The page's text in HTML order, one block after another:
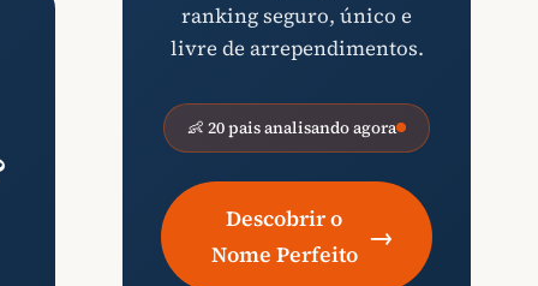
ranking seguro, único e
livre de arrependimentos.
👶 20 pais analisando agora
Descobrir o
Nome Perfeito
→